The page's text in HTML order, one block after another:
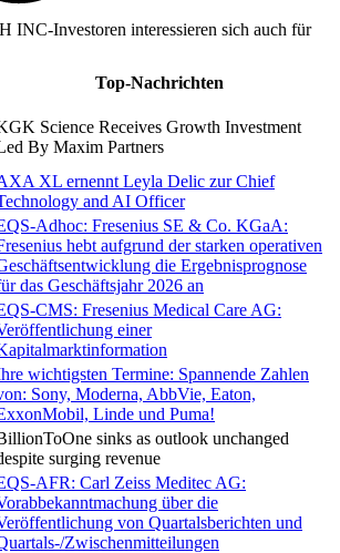
Investoren interessieren sich auch für
Top-Nachrichten
Science Receives Growth Investment
By Maxim Partners
XL ernennt Leyla Delic zur Chief
and AI Officer
Adhoc: Fresenius SE & Co. KGaA:
hebt aufgrund der starken operativen
die Ergebnisprognose
das Geschäftsjahr 2026 an
CMS: Fresenius Medical Care AG:
einer
wichtigsten Termine: Spannende Zahlen
Sony, Moderna, AbbVie, Eaton,
Linde und Puma!
sinks as outlook unchanged
surging revenue
AFR: Carl Zeiss Meditec AG:
über die
von Quartalsberichten und
Zwischenmitteilungen